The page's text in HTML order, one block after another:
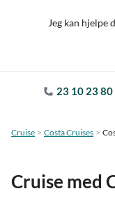
Jeg kan hjelpe
23 10 23 80
Cruise Costa Cruises
Cruise med